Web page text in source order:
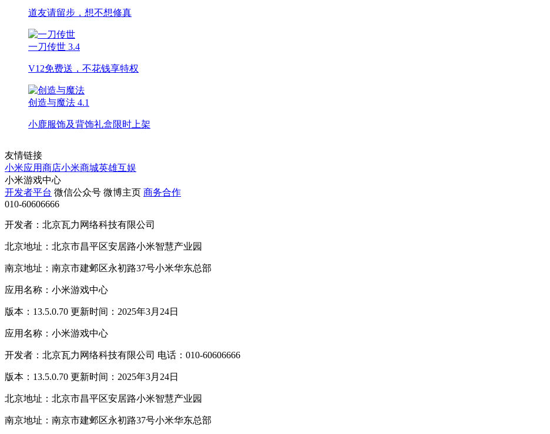
道友请留步，想不想修真
一刀传世 3.4
V12免费送，不花钱享特权
创造与魔法 4.1
小鹿服饰及背饰礼盒限时上架
友情链接
小米应用商店小米商城英雄互娱
小米游戏中心
开发者平台 微信公众号 微博主页 商务合作
010-60606666
开发者：北京瓦力网络科技有限公司
北京地址：北京市昌平区安居路小米智慧产业园
南京地址：南京市建邺区永初路37号小米华东总部
应用名称：小米游戏中心
版本：13.5.0.70 更新时间：2025年3月24日
应用名称：小米游戏中心
开发者：北京瓦力网络科技有限公司 电话：010-60606666
版本：13.5.0.70 更新时间：2025年3月24日
北京地址：北京市昌平区安居路小米智慧产业园
南京地址：南京市建邺区永初路37号小米华东总部